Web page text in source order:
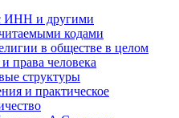
ИНН и другими
кодами
в обществе в целом
права человека
структуры
и практическое